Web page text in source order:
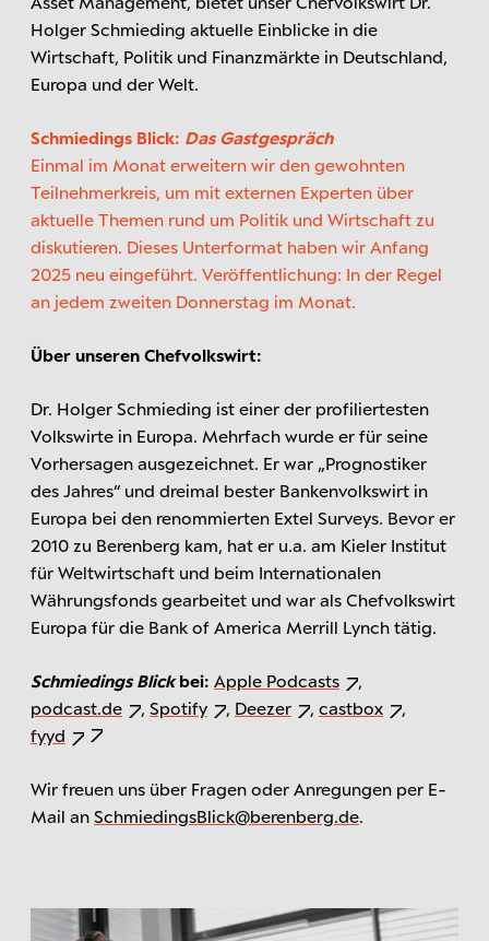
Holger Schmieding aktuelle Einblicke in die
Wirtschaft, Politik und Finanzmärkte in Deutschland,
Europa und der Welt.
Schmiedings Blick: Das Gastgespräch
Einmal im Monat erweitern wir den gewohnten
Teilnehmerkreis, um mit externen Experten über
aktuelle Themen rund um Politik und Wirtschaft zu
diskutieren. Dieses Unterformat haben wir Anfang
2025 neu eingeführt. Veröffentlichung: In der Regel
an jedem zweiten Donnerstag im Monat.
Über unseren Chefvolkswirt:
Dr. Holger Schmieding ist einer der profiliertesten
Volkswirte in Europa. Mehrfach wurde er für seine
Vorhersagen ausgezeichnet. Er war „Prognostiker
des Jahres“ und dreimal bester Bankenvolkswirt in
Europa bei den renommierten Extel Surveys. Bevor er
2010 zu Berenberg kam, hat er u.a. am Kieler Institut
für Weltwirtschaft und beim Internationalen
Währungsfonds gearbeitet und war als Chefvolkswirt
Europa für die Bank of America Merrill Lynch tätig.
Schmiedings Blickbei: Apple Podcasts
,
podcast.de
, Spotify , Deezer , castbox
,
fyyd
Wir freuen uns über Fragen oder Anregungen per E-
Mail an SchmiedingsBlick@berenberg.de.